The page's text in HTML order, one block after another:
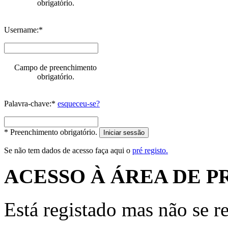
obrigatório.
Username:*
Campo de preenchimento
obrigatório.
Palavra-chave:* esqueceu-se?
* Preenchimento obrigatório. Iniciar sessão
Se não tem dados de acesso faça aqui o pré registo.
ACESSO À ÁREA DE
Está registado mas não se